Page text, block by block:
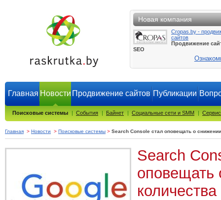
Новая компания
Cropas.by -
сайтов
Продвижение
SEO
Главная Новости Продвижение сайтов Публикации
Поисковые системы | События | Байнет | Социальные сети и SMM |
Главная > Новости > Поисковые системы > Search Console стал оповещать о
Search
оповещать